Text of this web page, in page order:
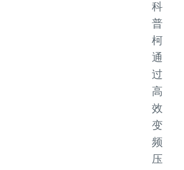
科
普
柯
通
过
高
效
变
频
压